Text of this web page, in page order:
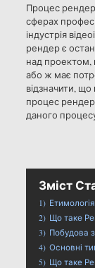
Процес
сферах
індустрія
рендер є
над проектом,
або ж має
відзначити,
процес
даного
Зміст
1)
2) Що таке
3) Побудова
4) Основні
5) Що таке